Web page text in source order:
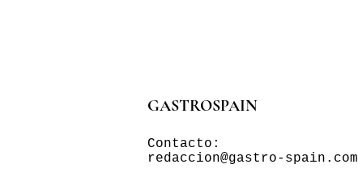
GASTROSPAIN
Contacto:
redaccion@gastro-spain.com